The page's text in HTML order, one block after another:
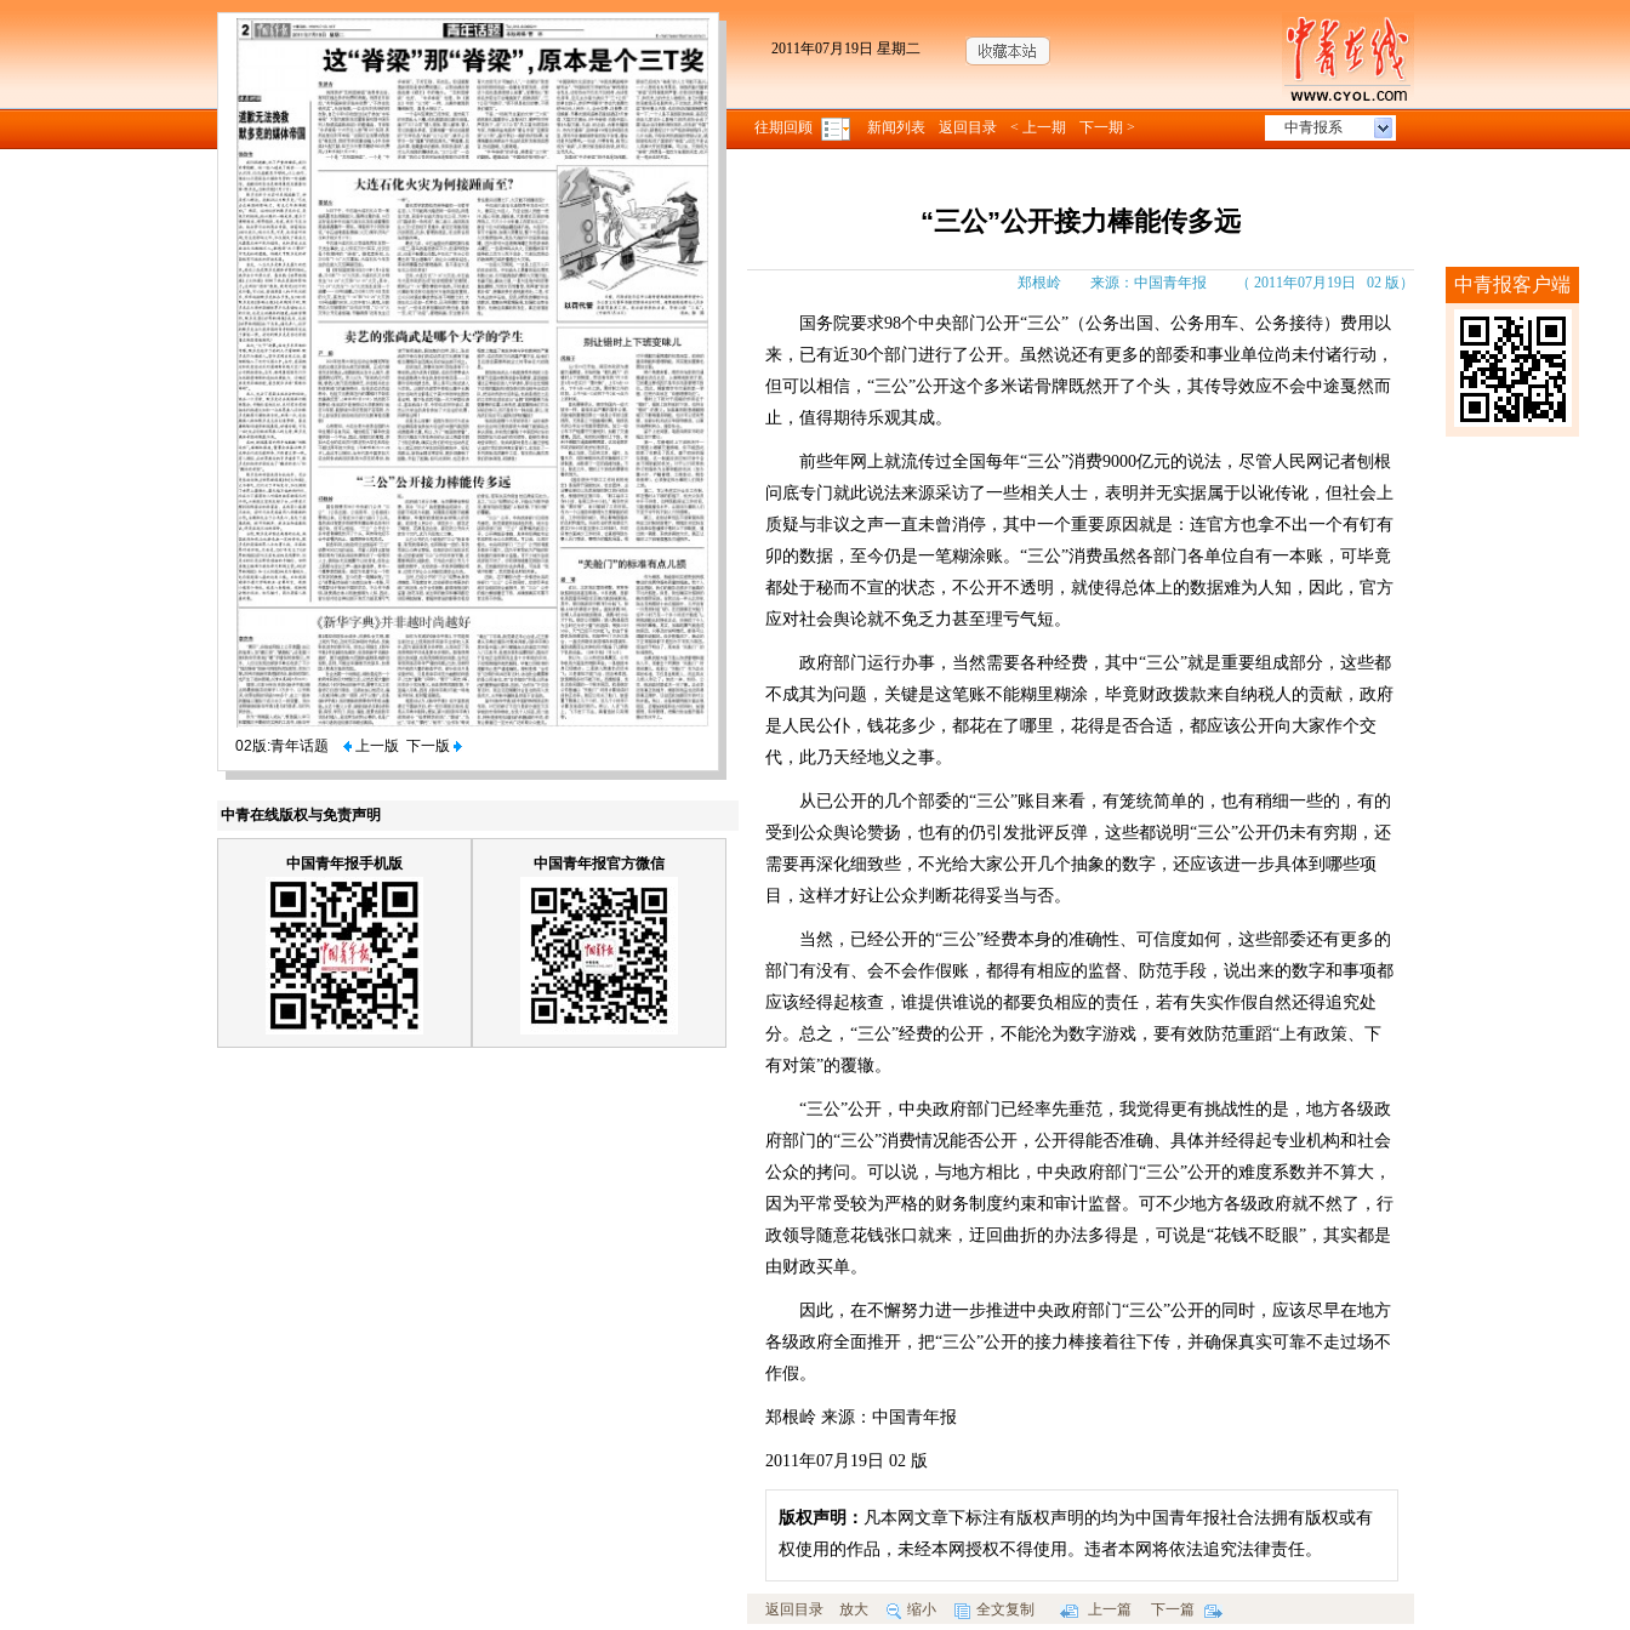
中青报客户端
02版:青年话题 上一版 下一版
中青在线版权与免责声明
中国青年报手机版 中国青年报官方微信
2011年07月19日 星期二
往期回顾 新闻列表 返回目录 < 上一期 下一期 > 中青报系
“三公”公开接力棒能传多远
郑根岭 来源：中国青年报 （ 2011年07月19日 02 版）
国务院要求98个中央部门公开“三公”（公务出国、公务用车、公务接待）费用以
来，已有近30个部门进行了公开。虽然说还有更多的部委和事业单位尚未付诸行动，
但可以相信，“三公”公开这个多米诺骨牌既然开了个头，其传导效应不会中途戛然而
止，值得期待乐观其成。
前些年网上就流传过全国每年“三公”消费9000亿元的说法，尽管人民网记者刨根
问底专门就此说法来源采访了一些相关人士，表明并无实据属于以讹传讹，但社会上
质疑与非议之声一直未曾消停，其中一个重要原因就是：连官方也拿不出一个有钉有
卯的数据，至今仍是一笔糊涂账。“三公”消费虽然各部门各单位自有一本账，可毕竟
都处于秘而不宣的状态，不公开不透明，就使得总体上的数据难为人知，因此，官方
应对社会舆论就不免乏力甚至理亏气短。
政府部门运行办事，当然需要各种经费，其中“三公”就是重要组成部分，这些都
不成其为问题，关键是这笔账不能糊里糊涂，毕竟财政拨款来自纳税人的贡献，政府
是人民公仆，钱花多少，都花在了哪里，花得是否合适，都应该公开向大家作个交
代，此乃天经地义之事。
从已公开的几个部委的“三公”账目来看，有笼统简单的，也有稍细一些的，有的
受到公众舆论赞扬，也有的仍引发批评反弹，这些都说明“三公”公开仍未有穷期，还
需要再深化细致些，不光给大家公开几个抽象的数字，还应该进一步具体到哪些项
目，这样才好让公众判断花得妥当与否。
当然，已经公开的“三公”经费本身的准确性、可信度如何，这些部委还有更多的
部门有没有、会不会作假账，都得有相应的监督、防范手段，说出来的数字和事项都
应该经得起核查，谁提供谁说的都要负相应的责任，若有失实作假自然还得追究处
分。总之，“三公”经费的公开，不能沦为数字游戏，要有效防范重蹈“上有政策、下
有对策”的覆辙。
“三公”公开，中央政府部门已经率先垂范，我觉得更有挑战性的是，地方各级政
府部门的“三公”消费情况能否公开，公开得能否准确、具体并经得起专业机构和社会
公众的拷问。可以说，与地方相比，中央政府部门“三公”公开的难度系数并不算大，
因为平常受较为严格的财务制度约束和审计监督。可不少地方各级政府就不然了，行
政领导随意花钱张口就来，迂回曲折的办法多得是，可说是“花钱不眨眼”，其实都是
由财政买单。
因此，在不懈努力进一步推进中央政府部门“三公”公开的同时，应该尽早在地方
各级政府全面推开，把“三公”公开的接力棒接着往下传，并确保真实可靠不走过场不
作假。
郑根岭 来源：中国青年报
2011年07月19日 02 版
版权声明： 凡本网文章下标注有版权声明的均为中国青年报社合法拥有版权或有
权使用的作品，未经本网授权不得使用。违者本网将依法追究法律责任。
返回目录 放大 缩小 全文复制 上一篇 下一篇